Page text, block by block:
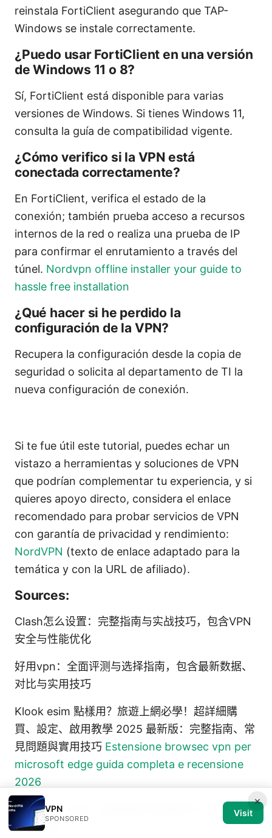
reinstala FortiClient asegurando que TAP-
Windows se instale correctamente.
¿Puedo usar FortiClient en una versión
de Windows 11 o 8?
Sí, FortiClient está disponible para varias
versiones de Windows. Si tienes Windows 11,
consulta la guía de compatibilidad vigente.
¿Cómo verifico si la VPN está
conectada correctamente?
En FortiClient, verifica el estado de la
conexión; también prueba acceso a recursos
internos de la red o realiza una prueba de IP
para confirmar el enrutamiento a través del
túnel. Nordvpn offline installer your guide to
hassle free installation
¿Qué hacer si he perdido la
configuración de la VPN?
Recupera la configuración desde la copia de
seguridad o solicita al departamento de TI la
nueva configuración de conexión.
Si te fue útil este tutorial, puedes echar un
vistazo a herramientas y soluciones de VPN
que podrían complementar tu experiencia, y si
quieres apoyo directo, considera el enlace
recomendado para probar servicios de VPN
con garantía de privacidad y rendimiento:
NordVPN (texto de enlace adaptado para la
temática y con la URL de afiliado).
Sources:
Clash怎么设置：完整指南与实战技巧，包含VPN
安全与性能优化
好用vpn：全面评测与选择指南，包含最新数据、
对比与实用技巧
Klook esim 點樣用？旅遊上網必學！超詳細購
買、設定、啟用教學 2025 最新版：完整指南、常
見問題與實用技巧 Estensione browsec vpn per
microsoft edge guida completa e recensione
2026
Openvpn client: 全面指南与实操技巧，提升你的
VPN体验
×
VPN
SPONSORED
Visit